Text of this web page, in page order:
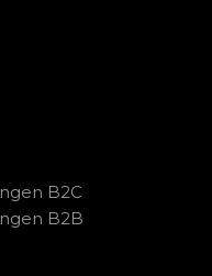
B2C
B2B